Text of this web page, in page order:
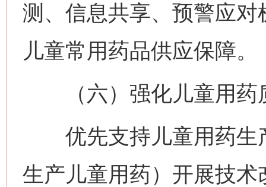
测、信息共享、预警应
儿童常用药品供应保障。
（六）强化儿童用药
优先支持儿童用药生
生产儿童用药）开展技